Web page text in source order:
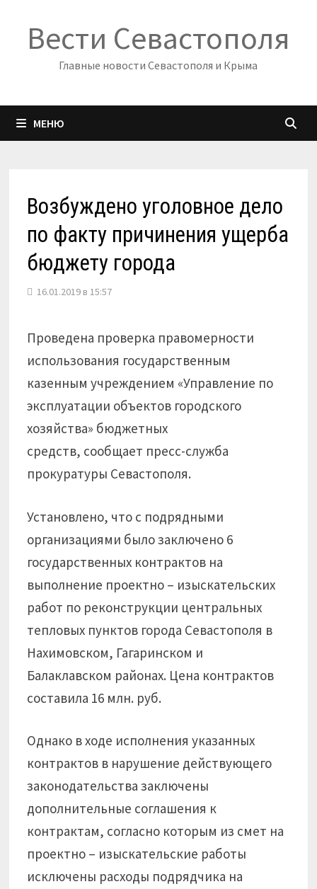
содержимому
Вести Севастополя
Главные новости Севастополя и Крыма
МЕНЮ
Возбуждено уголовное дело
по факту причинения ущерба
бюджету города
16.01.2019 в 15:57
Проведена проверка правомерности
использования государственным
казенным учреждением «Управление по
эксплуатации объектов городского
хозяйства» бюджетных
средств, сообщает пресс-служба
прокуратуры Севастополя.
Установлено, что с подрядными
организациями было заключено 6
государственных контрактов на
выполнение проектно – изыскательских
работ по реконструкции центральных
тепловых пунктов города Севастополя в
Нахимовском, Гагаринском и
Балаклавском районах. Цена контрактов
составила 16 млн. руб.
Однако в ходе исполнения указанных
контрактов в нарушение действующего
законодательства заключены
дополнительные соглашения к
контрактам, согласно которым из смет на
проектно – изыскательские работы
исключены расходы подрядчика на